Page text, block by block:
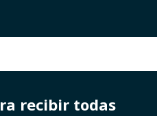
recibir todas